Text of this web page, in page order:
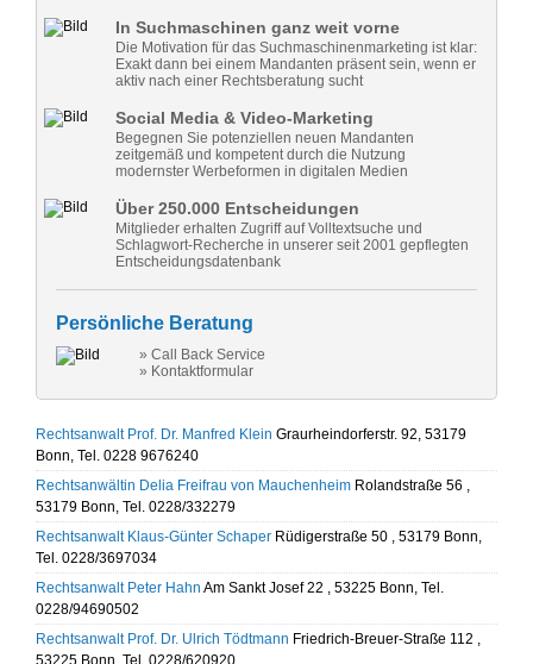
In Suchmaschinen ganz weit vorne
Die Motivation für das Suchmaschinenmarketing ist klar:
Exakt dann bei einem Mandanten präsent sein, wenn er
aktiv nach einer Rechtsberatung sucht
Social Media & Video-Marketing
Begegnen Sie potenziellen neuen Mandanten
zeitgemäß und kompetent durch die Nutzung
modernster Werbeformen in digitalen Medien
Über 250.000 Entscheidungen
Mitglieder erhalten Zugriff auf Volltextsuche und
Schlagwort-Recherche in unserer seit 2001 gepflegten
Entscheidungsdatenbank
Persönliche Beratung
» Call Back Service
» Kontaktformular
Rechtsanwalt Prof. Dr. Manfred Klein Graurheindorferstr. 92, 53179
Bonn, Tel. 0228 9676240
Rechtsanwältin Delia Freifrau von Mauchenheim Rolandstraße 56 ,
53179 Bonn, Tel. 0228/332279
Rechtsanwalt Klaus-Günter Schaper Rüdigerstraße 50 , 53179 Bonn,
Tel. 0228/3697034
Rechtsanwalt Peter Hahn Am Sankt Josef 22 , 53225 Bonn, Tel.
0228/94690502
Rechtsanwalt Prof. Dr. Ulrich Tödtmann Friedrich-Breuer-Straße 112 ,
53225 Bonn, Tel. 0228/620920